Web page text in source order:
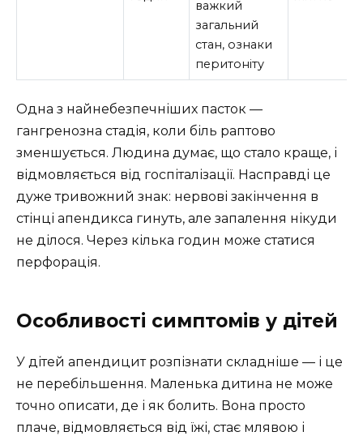
важкий
загальний
стан, ознаки
перитоніту
Одна з найнебезпечніших пасток —
гангренозна стадія, коли біль раптово
зменшується. Людина думає, що стало краще, і
відмовляється від госпіталізації. Насправді це
дуже тривожний знак: нервові закінчення в
стінці апендикса гинуть, але запалення нікуди
не ділося. Через кілька годин може статися
перфорація.
Особливості симптомів у дітей
У дітей апендицит розпізнати складніше — і це
не перебільшення. Маленька дитина не може
точно описати, де і як болить. Вона просто
плаче, відмовляється від їжі, стає млявою і